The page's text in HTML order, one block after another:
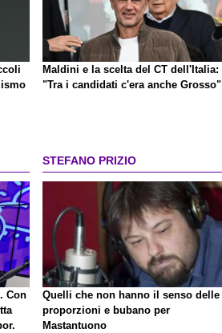
Maldini e la scelta del CT dell'Italia:
"Tra i candidati c'era anche Grosso"
Con
STEFANO PRIZIO
Quelli che non hanno il senso delle
proporzioni e bubano per
Mastantuono